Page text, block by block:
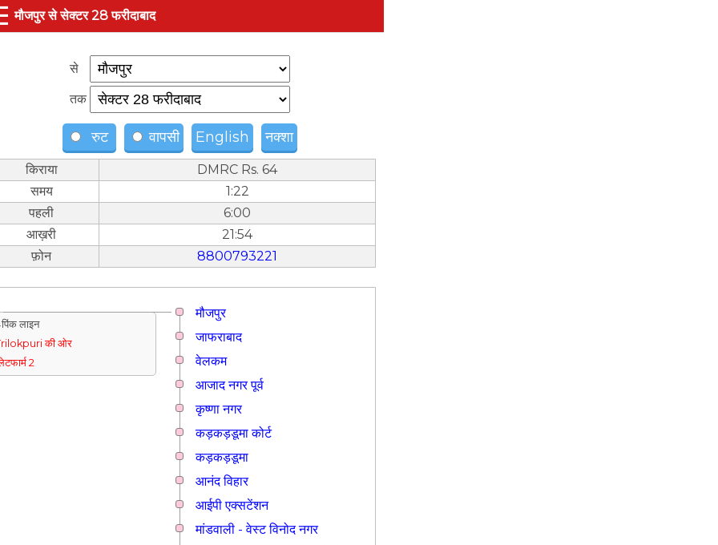
मौजपुर से सेक्टर 28 फरीदाबाद
से
तक
रुट वापसी English नक्शा
किराया
DMRC Rs. 64
समय
1:22
पहली
6:00
आख़री
21:54
फ़ोन
8800793221
मौजपुर
लाइन
की ओर
2
जाफराबाद
वेलकम
आजाद नगर पूर्व
कृष्णा नगर
कड़कड़डूमा कोर्ट
कड़कड़डूमा
आनंद विहार
आईपी एक्सटेंशन
मांडवाली - वेस्ट विनोद नगर